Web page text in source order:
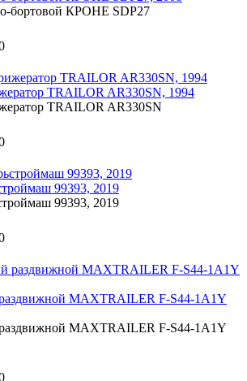
бортовой КРОНЕ SDP27
TRAILOR AR330SN, 1994
TRAILOR AR330SN
99393, 2019
99393, 2019
MAXTRAILER F-S44-1A1Y
MAXTRAILER F-S44-1A1Y